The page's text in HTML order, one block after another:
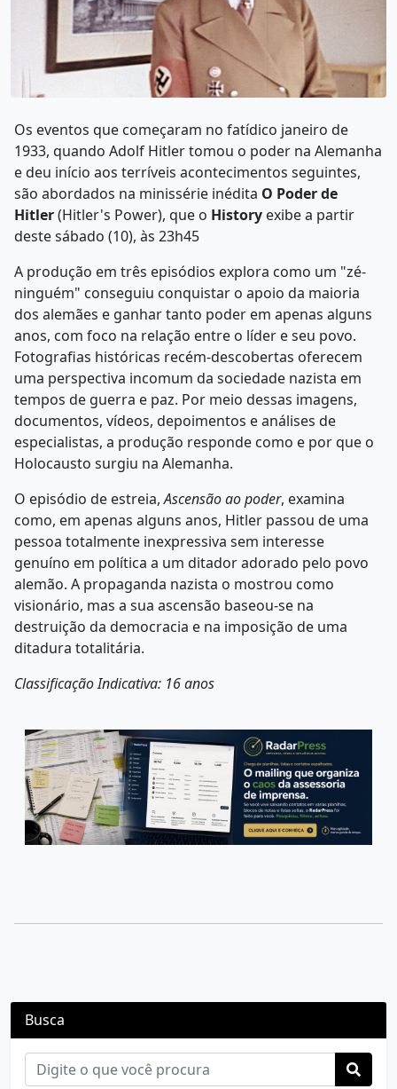
Os eventos que começaram no fatídico janeiro de
1933, quando Adolf Hitler tomou o poder na Alemanha
e deu início aos terríveis acontecimentos seguintes,
são abordados na minissérie inédita O Poder de
Hitler(Hitler's Power), que o History exibe a partir
deste sábado (10), às 23h45
A produção em três episódios explora como um "zé-
ninguém" conseguiu conquistar o apoio da maioria
dos alemães e ganhar tanto poder em apenas alguns
anos, com foco na relação entre o líder e seu povo.
Fotografias históricas recém-descobertas oferecem
uma perspectiva incomum da sociedade nazista em
tempos de guerra e paz. Por meio dessas imagens,
documentos, vídeos, depoimentos e análises de
especialistas, a produção responde como e por que o
Holocausto surgiu na Alemanha.
O episódio de estreia,Ascensão ao poder, examina
como, em apenas alguns anos, Hitler passou de uma
pessoa totalmente inexpressiva sem interesse
genuíno em política a um ditador adorado pelo povo
alemão. A propaganda nazista o mostrou como
visionário, mas a sua ascensão baseou-se na
destruição da democracia e na imposição de uma
ditadura totalitária.
Classificação Indicativa: 16 anos
Busca